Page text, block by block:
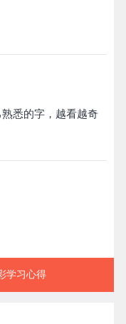
悉的字，越看越奇
学习心得